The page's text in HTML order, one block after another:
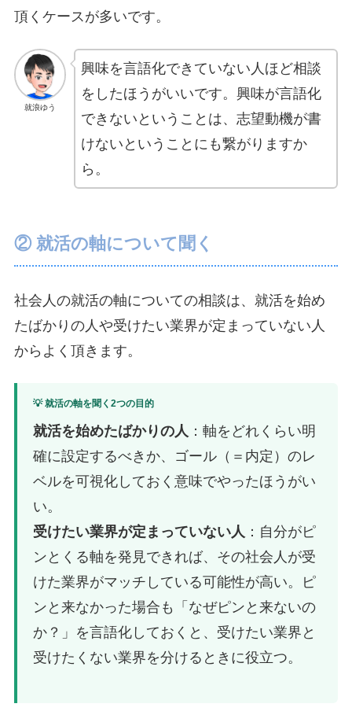
頂くケースが多いです。
就浪ゆう
興味を言語化できていない人ほど相談
をしたほうがいいです。興味が言語化
できないということは、志望動機が書
けないということにも繋がりますか
ら。
② 就活の軸について聞く
社会人の就活の軸についての相談は、就活を始め
たばかりの人や受けたい業界が定まっていない人
からよく頂きます。
💡 就活の軸を聞く2つの目的
就活を始めたばかりの人 ：軸をどれくらい明
確に設定するべきか、ゴール（＝内定）のレ
ベルを可視化しておく意味でやったほうがい
い。
受けたい業界が定まっていない人 ：自分がピ
ンとくる軸を発見できれば、その社会人が受
けた業界がマッチしている可能性が高い。ピ
ンと来なかった場合も「なぜピンと来ないの
か？」を言語化しておくと、受けたい業界と
受けたくない業界を分けるときに役立つ。